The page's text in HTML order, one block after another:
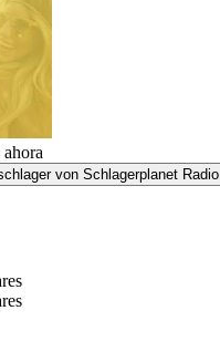
von Schlagerplanet Radio